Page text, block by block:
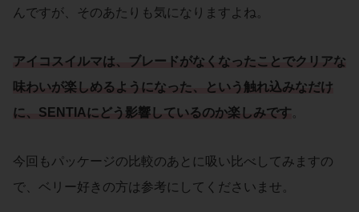
んですが、そのあたりも気になりますよね。
アイコスイルマは、ブレードがなくなったことでクリアな
味わいが楽しめるようになった、という触れ込みなだけ
に、SENTIAにどう影響しているのか楽しみです
今回もパッケージの比較のあとに吸い比べしてみますの
で、ベリー好きの方は参考にしてくださいませ。